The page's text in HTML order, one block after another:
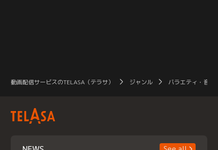
動画配信サービスのTELASA（テラサ） ジャンル バラエティ・音楽